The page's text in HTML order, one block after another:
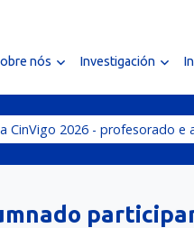
nós Investigación
CinVigo 2026 - profesorado